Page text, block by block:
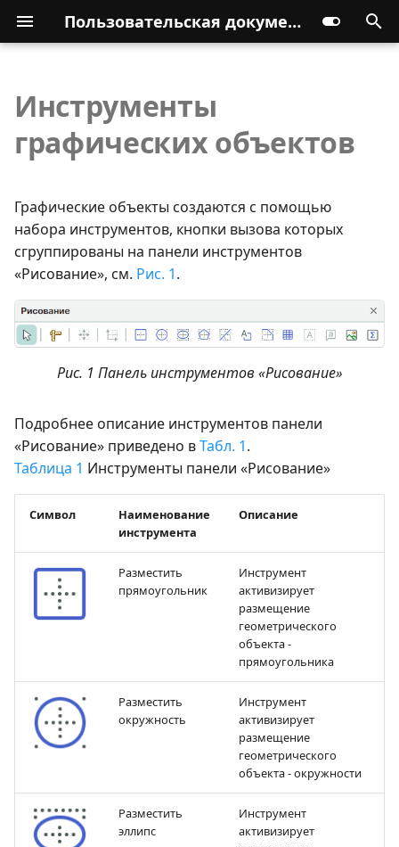
Пользовательская документация
Инструменты
графических объектов
Графические объекты создаются с помощью
набора инструментов, кнопки вызова которых
сгруппированы на панели инструментов
«Рисование», см. Рис. 1.
Рис. 1 Панель инструментов «Рисование»
Подробнее описание инструментов панели
«Рисование» приведено вТабл. 1.
Таблица 1 Инструменты панели «Рисование»
Символ
Наименование
инструмента
Описание
Разместить
прямоугольник
Инструмент
активизирует
размещение
геометрического
объекта -
прямоугольника
Разместить
окружность
Инструмент
активизирует
размещение
геометрического
объекта - окружности
Разместить
эллипс
Инструмент
активизирует